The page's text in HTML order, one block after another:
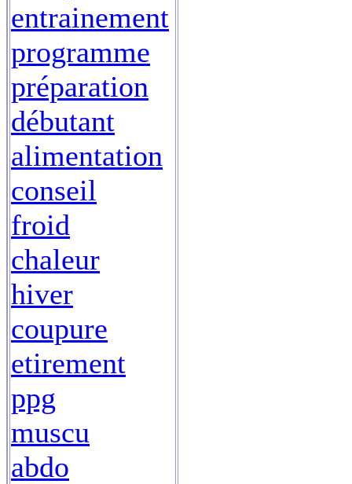
entrainement
programme
préparation
débutant
alimentation
conseil
froid
chaleur
hiver
coupure
etirement
ppg
muscu
abdo